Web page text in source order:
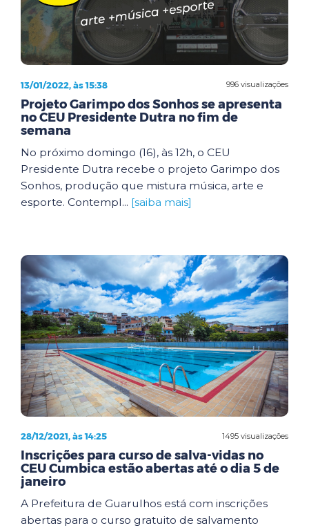
996 visualizações
13/01/2022, às 15:38
Projeto Garimpo dos Sonhos se apresenta
no CEU Presidente Dutra no fim de
semana
No próximo domingo (16), às 12h, o CEU
Presidente Dutra recebe o projeto Garimpo dos
Sonhos, produção que mistura música, arte e
esporte. Contempl... [saiba mais]
1495 visualizações
28/12/2021, às 14:25
Inscrições para curso de salva-vidas no
CEU Cumbica estão abertas até o dia 5 de
janeiro
A Prefeitura de Guarulhos está com inscrições
abertas para o curso gratuito de salvamento